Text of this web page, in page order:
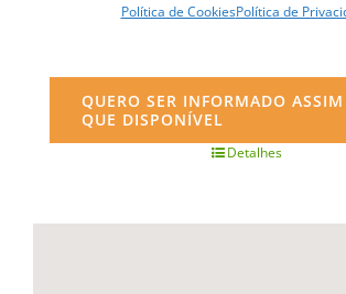
Política de CookiesPolítica de
Curso Profissional Pastelaria
QUERO SER INFORMADO ASSIM
QUE DISPONÍVEL
Detalhes